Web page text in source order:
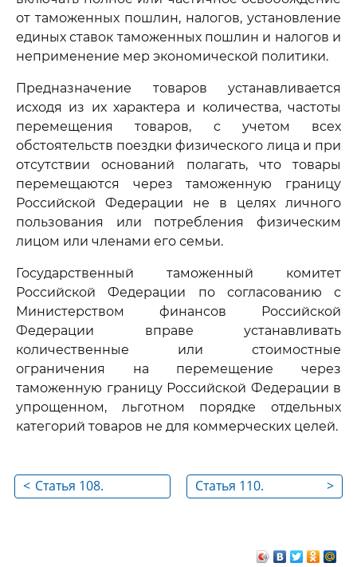
от таможенных пошлин, налогов, установление
единых ставок таможенных пошлин и налогов и
неприменение мер экономической политики.
Предназначение товаров устанавливается
исходя из их характера и количества, частоты
перемещения товаров, с учетом всех
обстоятельств поездки физического лица и при
отсутствии оснований полагать, что товары
перемещаются через таможенную границу
Российской Федерации не в целях личного
пользования или потребления физическим
лицом или членами его семьи.
Государственный таможенный комитет
Российской Федерации по согласованию с
Министерством финансов Российской
Федерации вправе устанавливать
количественные или стоимостные
ограничения на перемещение через
таможенную границу Российской Федерации в
упрощенном, льготном порядке отдельных
категорий товаров не для коммерческих целей.
< Статья 108.
>
Статья 110.